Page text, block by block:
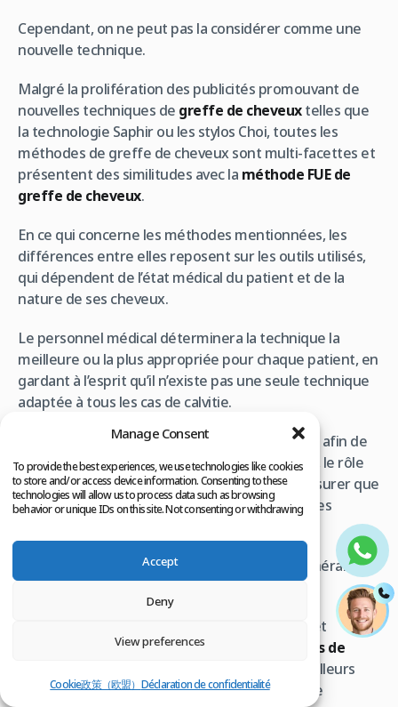
Manage Consent
To provide the best experiences, we use technologies like cookies
to store and/or access device information. Consenting to these
technologies will allow us to process data such as browsing
behavior or unique IDs on this site. Not consenting or withdrawing
Accept
Deny
View preferences
Cookie政策（欧盟） Déclaration de confidentialité
Cependant, on ne peut pas la considérer comme une
nouvelle technique.
Malgré la prolifération des publicités promouvant de
nouvelles techniques de greffe de cheveuxtelles que
la technologie Saphir ou les stylos Choi, toutes les
méthodes de greffe de cheveux sont multi-facettes et
présentent des similitudes avec la méthode FUE de
greffe de cheveux.
En ce qui concerne les méthodes mentionnées, les
différences entre elles reposent sur les outils utilisés,
qui dépendent de l’état médical du patient et de la
nature de ses cheveux.
Le personnel médical déterminera la technique la
meilleure ou la plus appropriée pour chaque patient, en
gardant à l’esprit qu’il n’existe pas une seule technique
adaptée à tous les cas de calvitie.
Chaque cas doit être évalué indépendamment afin de
déterminer la technique la plus appropriée. Ici, le rôle
du personnel médical expérimenté est de s’assurer que
le patient ne soit pas manipulé pour acheter des
Rappelez-vous toujours qu’il est erroné de généraliser
les raisons de laperte de cheveux.
Chaque cas doit être évalué individuellement et
examiné par un médecin expert en
procédures de
, afin de déterminer les meilleurs
outils et techniques à utiliser pour traiter votre